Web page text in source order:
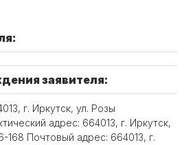
заявителя:
г. Иркутск, ул. Розы
адрес: 664013, г. Иркутск,
168 Почтовый адрес: 664013, г.